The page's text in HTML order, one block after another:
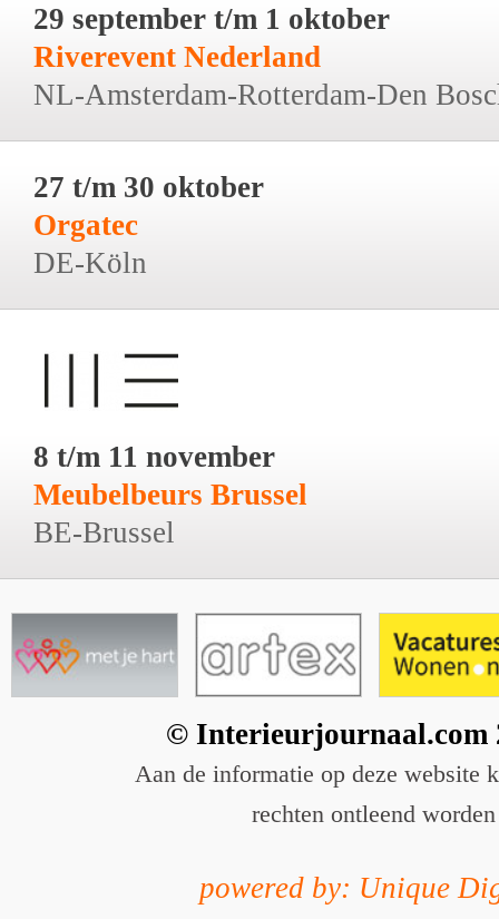
29 september t/m 1 oktober
Riverevent Nederland
NL-Amsterdam-Rotterdam-Den
27 t/m 30 oktober
Orgatec
DE-Köln
8 t/m 11 november
Meubelbeurs Brussel
BE-Brussel
© Interieurjournaal.com
Aan de informatie op deze website
rechten ontleend worden
powered by: Unique